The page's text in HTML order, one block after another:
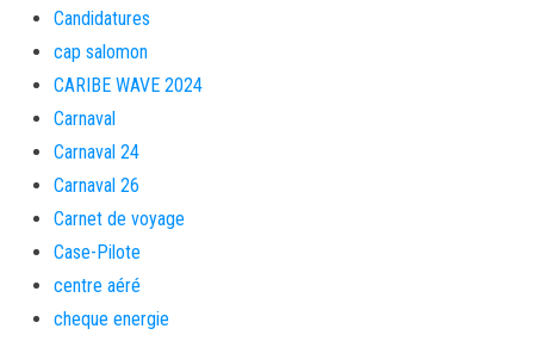
Candidatures
cap salomon
CARIBE WAVE 2024
Carnaval
Carnaval 24
Carnaval 26
Carnet de voyage
Case-Pilote
centre aéré
cheque energie